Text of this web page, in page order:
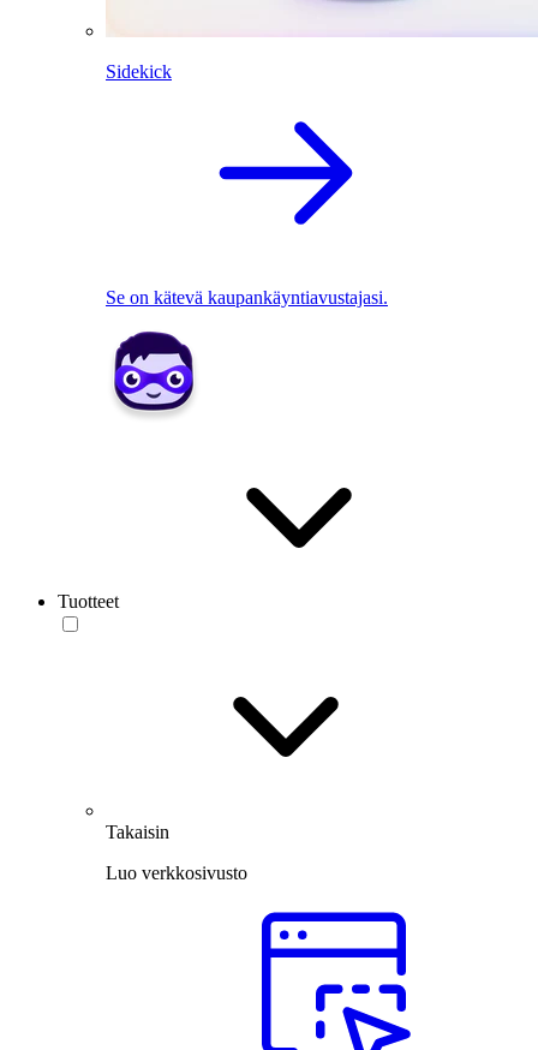
Sidekick
Se on kätevä kaupankäyntiavustajasi.
Tuotteet
Takaisin
Luo verkkosivusto